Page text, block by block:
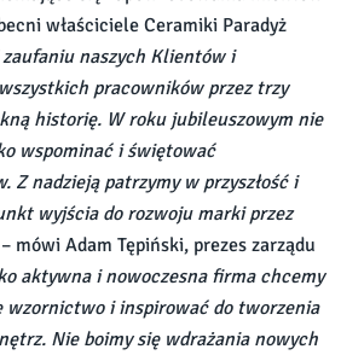
właściciele Ceramiki Paradyż
zaufaniu naszych Klientów i
pracowników przez trzy
historię. W roku jubileuszowym nie
wspominać i świętować
Z nadzieją patrzymy w przyszłość i
wyjścia do rozwoju marki przez
mówi Adam Tępiński, prezes zarządu
aktywna i nowoczesna firma chcemy
wzornictwo i inspirować do tworzenia
Nie boimy się wdrażania nowych